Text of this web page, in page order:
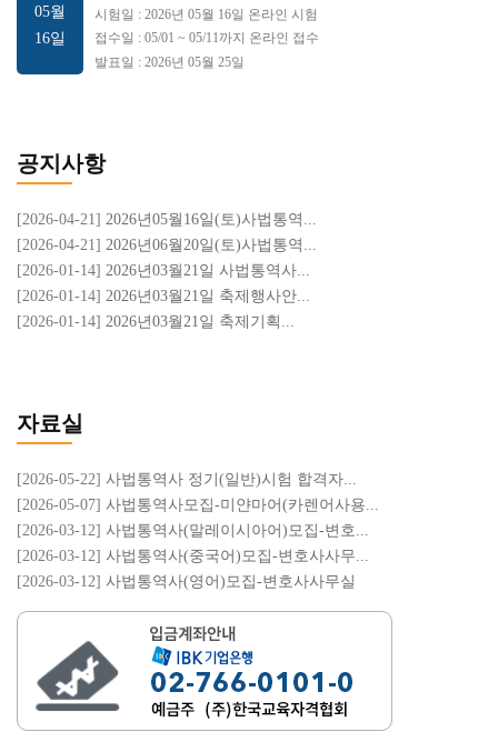
05월
16일
시험일 : 2026년 05월 16일 온라인 시험
접수일 : 05/01 ~ 05/11까지 온라인 접수
발표일 : 2026년 05월 25일
21일
접수일 : 03/01 ~ 03/16까지 온라인 접수
03월
21일
사법통역사 특별시험 / 언어추가
시험일 : 2026년 03월 21일 온라인 시험
접수일 : 03/01 ~ 03/16까지 온라인 접수
발표일 : 2026년 03월 30일
21일
03월
21일
㉧축제기획전문가
시험일 : 2026년 03월 21일 온라인 시험
접수일 : 03/01 ~ 03/16까지 온라인 접수
발표일 : 2026년 03월 30일
21일
인공지능AI활용지도사
시험일 : 2026년 03월 21일 온라인 시험
접수일 : 03/01 ~ 03/16까지 온라인 접수
발표일 : 2026년 03월 30일
공지사항
[2026-04-21] 2026년05월16일(토)사법통역...
[2026-04-21] 2026년06월20일(토)사법통역...
[2026-01-14] 2026년03월21일 사법통역사...
[2026-01-14] 2026년03월21일 축제행사안...
[2026-01-14] 2026년03월21일 축제기획...
자료실
[2026-05-22] 사법통역사 정기(일반)시험 합격자...
[2026-05-07] 사법통역사모집-미얀마어(카렌어사용...
[2026-03-12] 사법통역사(말레이시아어)모집-변호...
[2026-03-12] 사법통역사(중국어)모집-변호사사무...
[2026-03-12] 사법통역사(영어)모집-변호사사무실